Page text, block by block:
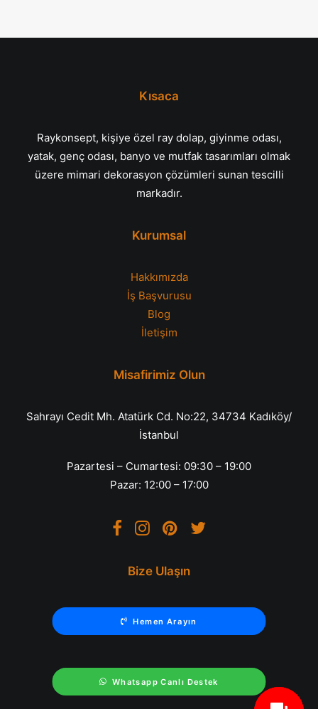
Kısaca
Raykonsept, kişiye özel ray dolap, giyinme odası,
yatak, genç odası, banyo ve mutfak tasarımları olmak
üzere mimari dekorasyon çözümleri sunan tescilli
markadır.
Kurumsal
Hakkımızda
İş Başvurusu
Blog
İletişim
Misafirimiz Olun
Sahrayı Cedit Mh. Atatürk Cd. No:22, 34734 Kadıköy/
İstanbul
Pazartesi – Cumartesi: 09:30 – 19:00
Pazar: 12:00 – 17:00
Bize Ulaşın
Hemen Arayın
Whatsapp Canlı Destek